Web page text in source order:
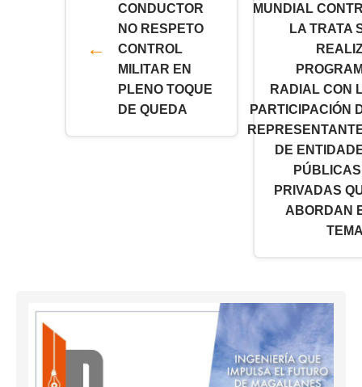
CONDUCTOR
NO RESPETO
CONTROL
MILITAR EN
PLENO TOQUE
DE QUEDA
MUNDIAL
LA TRATA
RADIAL CON
PARTICIPACIÓN
DE
PRIVADAS
ABORDAN